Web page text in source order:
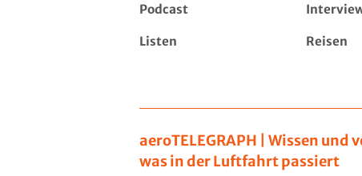
Podcast
Listen Reisen
aeroTELEGRAPH | Wissen und
was in der Luftfahrt passiert